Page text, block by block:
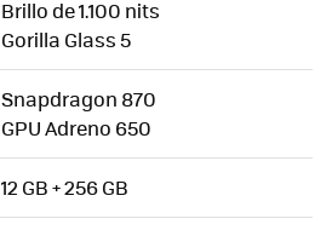
Brillo de 1.100 nits
Gorilla Glass 5
Snapdragon 870
GPU Adreno 650
12 GB + 256 GB